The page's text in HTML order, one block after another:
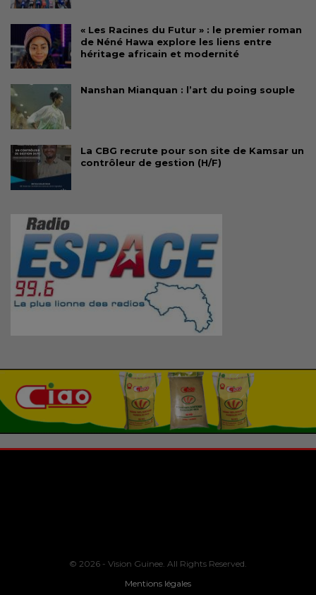
« Les Racines du Futur » : le premier roman
de Néné Hawa explore les liens entre
héritage africain et modernité
Nanshan Mianquan : l’art du poing souple
La CBG recrute pour son site de Kamsar un
contrôleur de gestion (H/F)
© 2026 - Vision Guinee. All Rights Reserved.
Mentions légales